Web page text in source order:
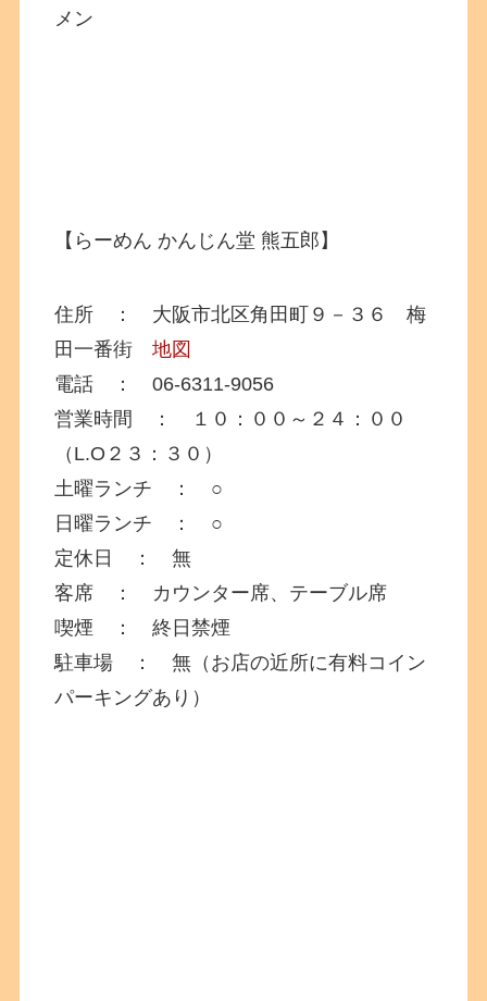
メン
【らーめん かんじん堂 熊五郎】
住所 ： 大阪市北区角田町９－３６ 梅
田一番街地図
電話 ： 06-6311-9056
営業時間 ： １０：００～２４：００
（L.O２３：３０）
土曜ランチ ： ○
日曜ランチ ： ○
定休日 ： 無
客席 ： カウンター席、テーブル席
喫煙 ： 終日禁煙
駐車場 ： 無（お店の近所に有料コイン
パーキングあり）